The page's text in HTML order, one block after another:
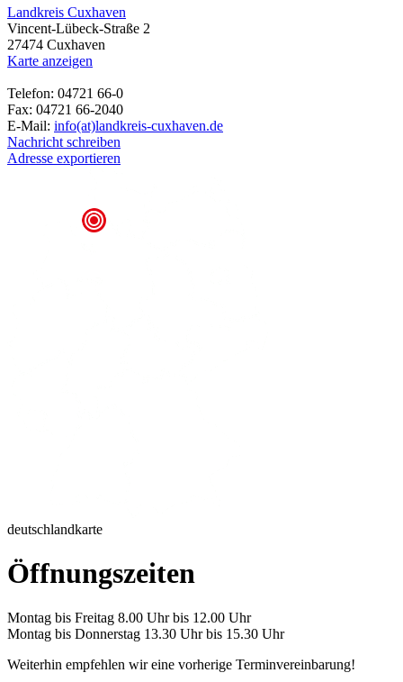
Landkreis Cuxhaven
Vincent-Lübeck-Straße 2
27474 Cuxhaven
Karte anzeigen
Telefon: 04721 66-0
Fax: 04721 66-2040
E-Mail: info(at)landkreis-cuxhaven.de
Nachricht schreiben
Adresse exportieren
deutschlandkarte
Öffnungszeiten
Montag bis Freitag 8.00 Uhr bis 12.00 Uhr
Montag bis Donnerstag 13.30 Uhr bis 15.30 Uhr
Weiterhin empfehlen wir eine vorherige Terminvereinbarung!